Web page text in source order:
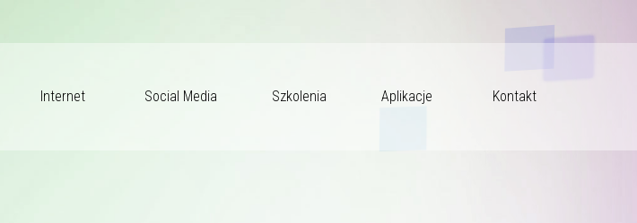
Internet Social Media Szkolenia Aplikacje Kontakt